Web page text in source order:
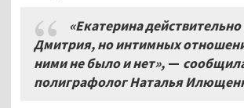
«Екатерина
Дмитрия, но интимных
ними не было и нет», —
полиграфолог Наталья